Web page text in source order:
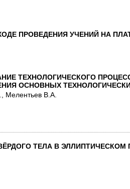
ПРОВЕДЕНИЯ УЧЕНИЙ НА
ТЕХНОЛОГИЧЕСКОГО
ОСНОВНЫХ
Мелентьев В.А.
ТЕЛА В ЭЛЛИПТИЧЕСКОМ